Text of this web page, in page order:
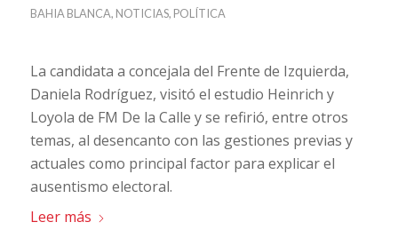
BAHIA BLANCA, NOTICIAS, POLÍTICA
La candidata a concejala del Frente de Izquierda,
Daniela Rodríguez, visitó el estudio Heinrich y
Loyola de FM De la Calle y se refirió, entre otros
temas, al desencanto con las gestiones previas y
actuales como principal factor para explicar el
ausentismo electoral.
Leer más